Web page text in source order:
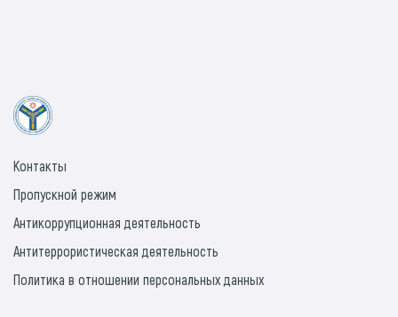
Контакты
Пропускной режим
Антикоррупционная деятельность
Антитеррористическая деятельность
Политика в отношении персональных данных